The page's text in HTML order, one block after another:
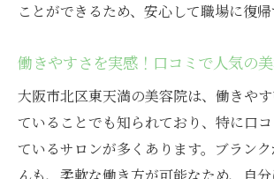
求人情報で見逃せない！魅力
ことができるため、安心して職場に復帰
働きやすさを実感！口コミで人気の
大阪市北区東天満の美容院は、働きや
ていることでも知られており、特に口
ているサロンが多くあります。ブラン